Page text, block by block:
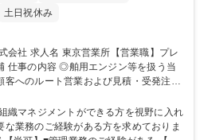
土日祝休み
職】プレ
へのルート営業および見積・受発注業
所の所長をお任せいたします。 【具
た既存顧客を社有車で巡回し、船舶全
、幅広い提案を行います。一部新規開
織マネジメントができる方を視野に入れ
業務のご経験がある方を求めておりま